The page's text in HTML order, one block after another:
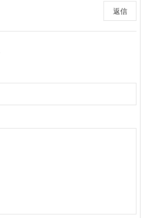
返信